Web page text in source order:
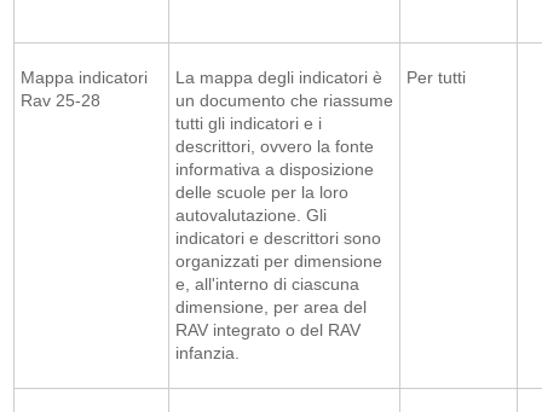
Mappa indicatori
Rav 25-28
La mappa degli indicatori è
un documento che riassume
tutti gli indicatori e i
descrittori, ovvero la fonte
informativa a disposizione
delle scuole per la loro
autovalutazione. Gli
indicatori e descrittori sono
organizzati per dimensione
e, all'interno di ciascuna
dimensione, per area del
RAV integrato o del RAV
infanzia.
Per tutti